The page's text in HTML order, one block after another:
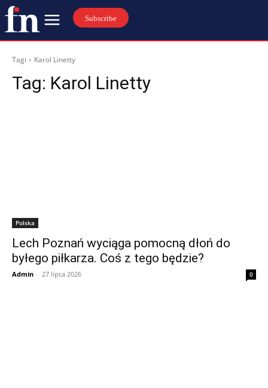
Subscribe
Tagi Karol Linetty
Tag: Karol Linetty
Polska
Lech Poznań wyciąga pomocną dłoń do
byłego piłkarza. Coś z tego będzie?
Admin - 27 lipca 2026 0